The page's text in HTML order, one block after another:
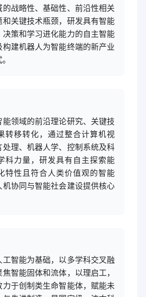
的战略性、基础性、前沿性相关
和关键技术瓶颈，研发具有智能
决策和学习进化能力的自主智能
构建机器人为智能终端的新产业
能领域的前沿理论研究、关键技
转移转化，通过整合计算机视
处理、机器人学、控制系统及科
科力量，研发具有自主探索能
特性且符合人类价值观的智能
机协同与智能社会建设提供核心
工智能为基础，以多学科交叉融
智能固体和流体，以理启工，
力于创制类生命智能体，赋能未